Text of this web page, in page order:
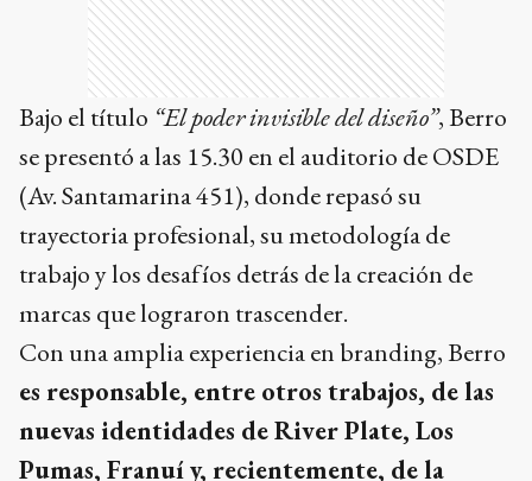
Bajo el título “El poder invisible del diseño”, Berro
se presentó a las 15.30 en el auditorio de OSDE
(Av. Santamarina 451), donde repasó su
trayectoria profesional, su metodología de
trabajo y los desafíos detrás de la creación de
marcas que lograron trascender.
Con una amplia experiencia en branding, Berro
es responsable, entre otros trabajos, de las
nuevas identidades de River Plate, Los
Pumas, Franuí y, recientemente, de la